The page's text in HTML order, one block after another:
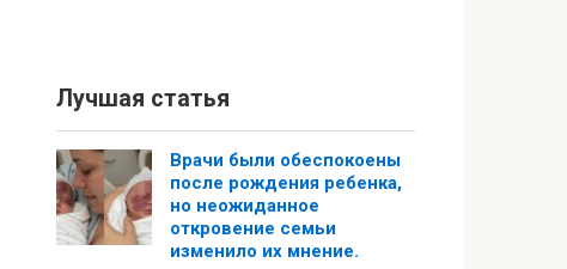
Лучшая статья
Врачи были обеспокоены
после рождения ребенка,
но неожиданное
откровение семьи
изменило их мнение.